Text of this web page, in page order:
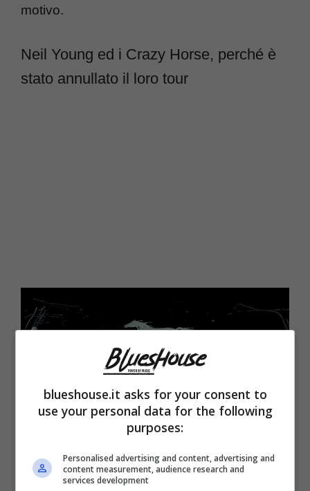
motivo.
Neil Young ed i Crazy Horse, perché è
stato annullato il loro tour
Crazy Horse in concerto (Blueshouse.it) Foto Instagram
blueshouse.it asks for your consent to
use your personal data for the following
purposes:
Personalised advertising and content, advertising and
content measurement, audience research and
services development